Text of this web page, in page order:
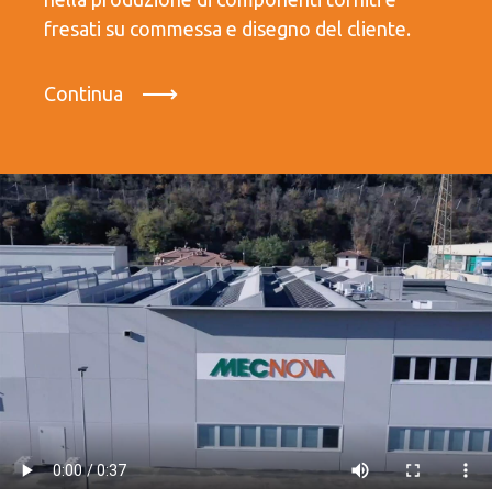
fresati su commessa e disegno del cliente.
Continua